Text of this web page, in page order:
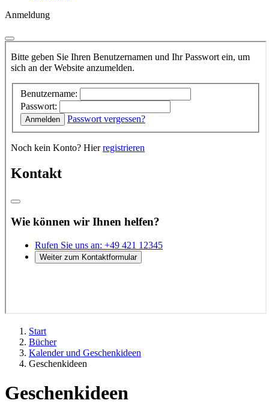
Anmeldung
Start
Bücher
Kalender und Geschenkideen
Geschenkideen
Geschenkideen